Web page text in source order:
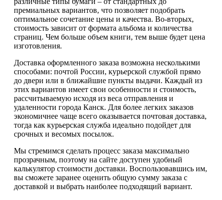
премиальных вариантов, что позволяет подобрать
оптимальное сочетание цены и качества. Во-вторых,
стоимость зависит от формата альбома и количества
страниц. Чем больше объем книги, тем выше будет цена
изготовления.
Доставка оформленного заказа возможна несколькими
способами: почтой России, курьерской службой прямо
до двери или в ближайшие пункты выдачи. Каждый из
этих вариантов имеет свои особенности и стоимость,
рассчитываемую исходя из веса отправления и
удаленности города Канск. Для более легких заказов
экономичнее чаще всего оказывается почтовая доставка,
тогда как курьерская служба идеально подойдет для
срочных и весомых посылок.
Мы стремимся сделать процесс заказа максимально
прозрачным, поэтому на сайте доступен удобный
калькулятор стоимости доставки. Воспользовавшись им,
вы сможете заранее оценить общую сумму заказа с
доставкой и выбрать наиболее подходящий вариант.